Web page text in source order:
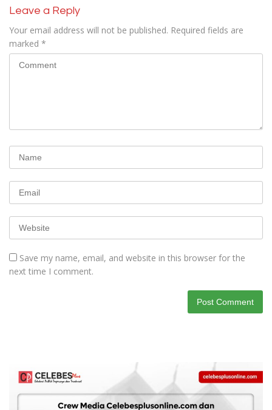
Leave a Reply
Your email address will not be published. Required fields are
marked *
Save my name, email, and website in this browser for the
next time I comment.